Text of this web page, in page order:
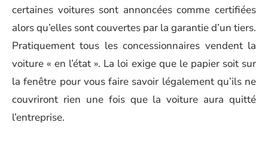
certaines voitures sont annoncées comme certifiées
alors qu’elles sont couvertes par la garantie d’un tiers.
Pratiquement tous les concessionnaires vendent la
voiture « en l’état ». La loi exige que le papier soit sur
la fenêtre pour vous faire savoir légalement qu’ils ne
couvriront rien une fois que la voiture aura quitté
l’entreprise.